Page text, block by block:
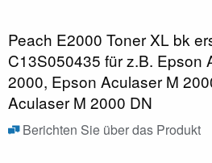
Peach E2000 Toner XL bk
C13S050435 für z.B. Epson
2000, Epson Aculaser M
Aculaser M 2000 DN
Berichten Sie über das Produkt